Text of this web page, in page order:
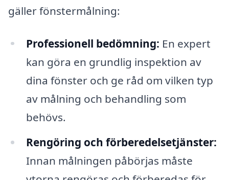
gäller fönstermålning:
Professionell bedömning: En expert
kan göra en grundlig inspektion av
dina fönster och ge råd om vilken typ
av målning och behandling som
behövs.
Rengöring och förberedelsetjänster:
Innan målningen påbörjas måste